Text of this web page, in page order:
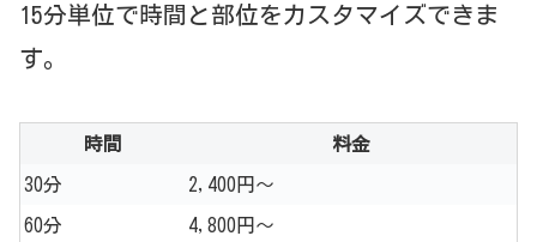
15分単位で時間と部位をカスタマイズできま
す。
時間 料金
30分 2,400円〜
60分 4,800円〜